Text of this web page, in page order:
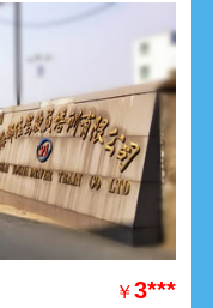
￥3***